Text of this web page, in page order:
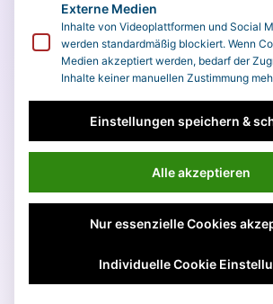
Externe Medien
Inhalte von Videoplattformen und Social
werden standardmäßig blockiert. Wenn
Medien akzeptiert werden, bedarf der
Inhalte keiner manuellen Zustimmung
Einstellungen speichern &
Alle akzeptieren
Nur essenzielle Cookies
Individuelle Cookie